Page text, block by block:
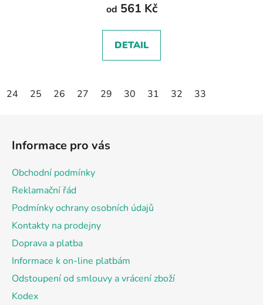
od 561 Kč
DETAIL
24 25 26 27 29 30 31 32 33
Informace pro vás
Obchodní podmínky
Reklamační řád
Podmínky ochrany osobních údajů
Kontakty na prodejny
Doprava a platba
Informace k on-line platbám
Odstoupení od smlouvy a vrácení zboží
Kodex